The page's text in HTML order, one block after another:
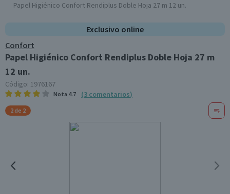
Papel Higiénico Confort Rendiplus Doble Hoja 27 m 12 un.
Exclusivo online
Confort
Papel Higiénico Confort Rendiplus Doble Hoja 27 m
12 un.
Código: 1976167
Nota 4.7 (3 comentarios)
2 de 2